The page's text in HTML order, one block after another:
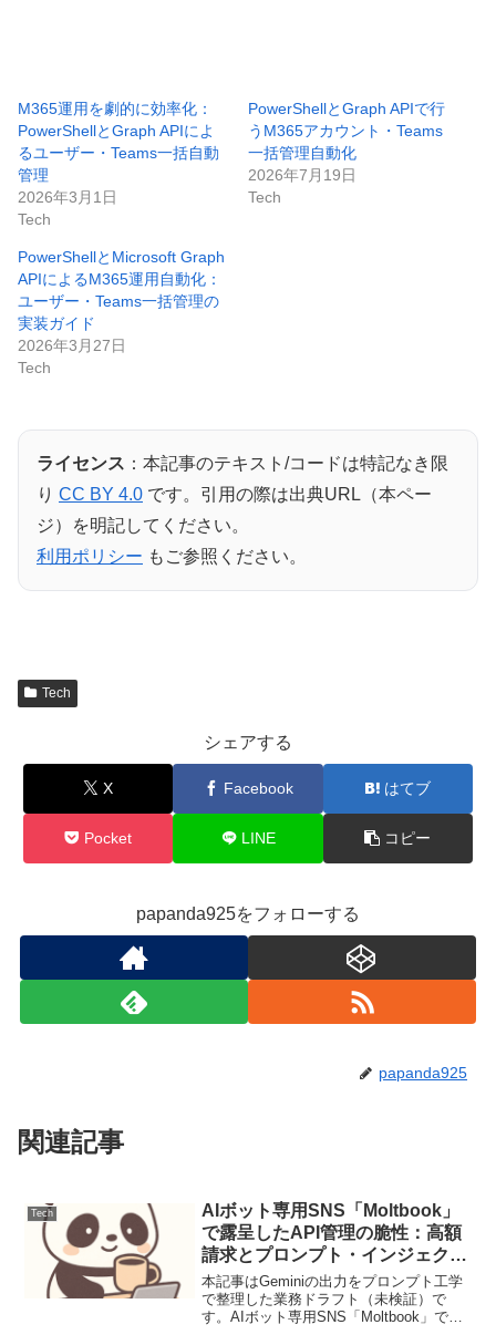
M365運用を劇的に効率化：
PowerShellとGraph APIによ
るユーザー・Teams一括自動
管理
2026年3月1日
Tech
PowerShellとGraph APIで行
うM365アカウント・Teams
一括管理自動化
2026年7月19日
Tech
PowerShellとMicrosoft Graph
APIによるM365運用自動化：
ユーザー・Teams一括管理の
実装ガイド
2026年3月27日
Tech
ライセンス ：本記事のテキスト/コードは特記なき限
り CC BY 4.0 です。引用の際は出典URL（本ペー
ジ）を明記してください。
利用ポリシー もご参照ください。
Tech
シェアする
X Facebook はてブ
Pocket LINE コピー
papanda925をフォローする
papanda925
関連記事
Tech
AIボット専用SNS「Moltbook」
で露呈したAPI管理の脆性：高額
請求とプロンプト・インジェクシ
ョンの脅威
本記事はGeminiの出力をプロンプト工学
で整理した業務ドラフト（未検証）で
す。AIボット専用SNS「Moltbook」で露